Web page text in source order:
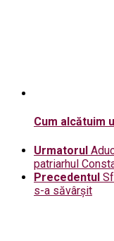
Cum alcătuim
Urmatorul
patriarhul
Precedentul
s-a săvârșit